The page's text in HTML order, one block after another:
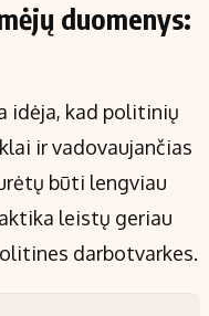
duomenys:
idėja, kad politinių
ir vadovaujančias
būti lengviau
leistų geriau
darbotvarkes.